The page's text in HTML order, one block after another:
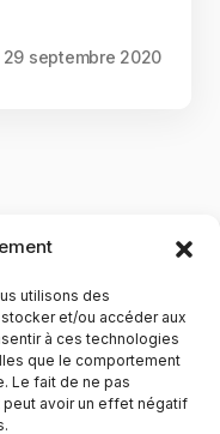
utilisons des
et/ou accéder aux
à ces technologies
que le comportement
Le fait de ne pas
avoir un effet négatif
29 septembre 2020
aux nouvelles
Fondé par